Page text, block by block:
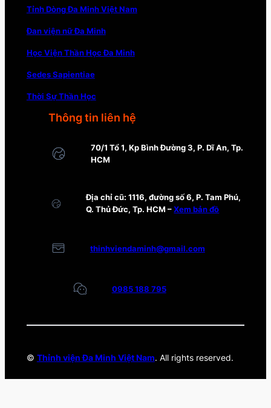
Tỉnh Dòng Đa Minh Việt Nam
Đan viện nữ Đa Minh
Học Viện Thần Học Đa Minh
Sedes Sapientiae
Thời Sự Thần Học
Thông tin liên hệ
70/1 Tổ 1, Kp Bình Đường 3, P. Dĩ An, Tp.
HCM
Địa chỉ cũ: 1116, đường số 6, P. Tam Phú,
Q. Thủ Đức, Tp. HCM –Xem bản đồ
thinhviendaminh@gmail.com
0985 188 795
© Thỉnh viện Đa Minh Việt Nam. All rights reserved.